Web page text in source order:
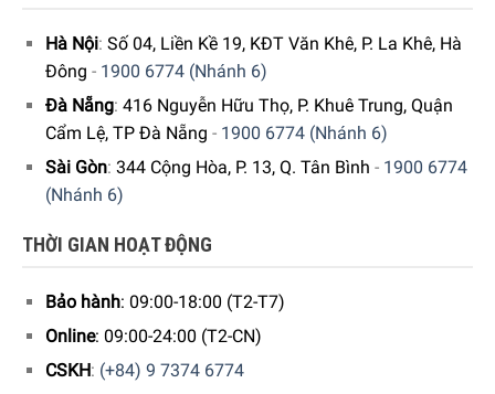
Hà Nội: Số 04, Liền Kề 19, KĐT Văn Khê, P. La Khê, Hà
Đông - 1900 6774 (Nhánh 6)
Đà Nẵng: 416 Nguyễn Hữu Thọ, P. Khuê Trung, Quận
Cẩm Lệ, TP Đà Nẵng - 1900 6774 (Nhánh 6)
Sài Gòn: 344 Cộng Hòa, P. 13, Q. Tân Bình - 1900 6774
(Nhánh 6)
THỜI GIAN HOẠT ĐỘNG
Bảo hành: 09:00-18:00 (T2-T7)
Online: 09:00-24:00 (T2-CN)
CSKH: (+84) 9 7374 6774